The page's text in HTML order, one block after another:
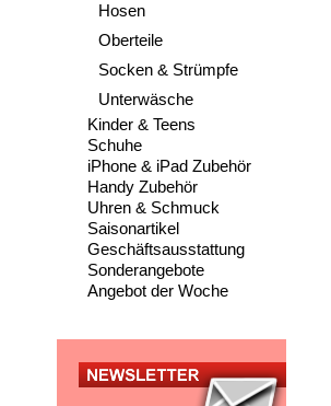
Hosen
Oberteile
Socken & Strümpfe
Unterwäsche
Kinder & Teens
Schuhe
iPhone & iPad Zubehör
Handy Zubehör
Uhren & Schmuck
Saisonartikel
Geschäftsausstattung
Sonderangebote
Angebot der Woche